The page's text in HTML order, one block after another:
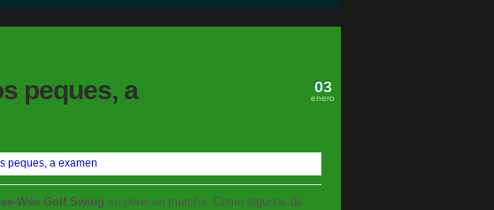
peques, a
03
enero
Wee Golf Swing se pone en marcha. Como algunos de